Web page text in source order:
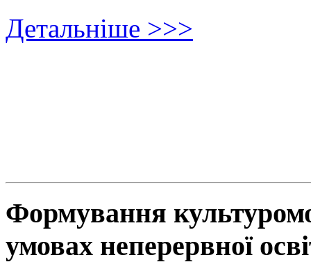
Детальніше >>>
Формування
умовах неперервної